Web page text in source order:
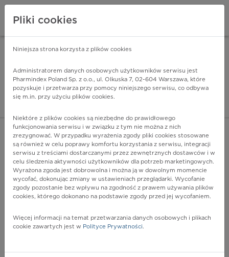
Pharmindex - lider
ZALOGUJ SIĘ
POKAŻ FILTRY
Pharmindex
Pliki cookies
Niniejsza strona korzysta z plików cookies
Administratorem danych osobowych użytkowników serwisu jest
Pharmindex Poland Sp. z o.o., ul. Olkuska 7, 02-604 Warszawa, które
pozyskuje i przetwarza przy pomocy niniejszego serwisu, co odbywa
się m.in. przy użyciu plików cookies.
Niektóre z plików cookies są niezbędne do prawidłowego
funkcjonowania serwisu i w związku z tym nie można z nich
zrezygnować. W przypadku wyrażenia zgody pliki cookies stosowane
są również w celu poprawy komfortu korzystania z serwisu, integracji
serwisu z treściami dostarczanymi przez zewnętrznych dostawców i w
celu śledzenia aktywności użytkowników dla potrzeb marketingowych.
Wyrażona zgoda jest dobrowolna i można ją w dowolnym momencie
wycofać, dokonując zmiany w ustawieniach przeglądarki. Wycofanie
zgody pozostanie bez wpływu na zgodność z prawem używania plików
cookies, którego dokonano na podstawie zgody przed jej wycofaniem.
Więcej informacji na temat przetwarzania danych osobowych i plikach
cookie zawartych jest w Polityce Prywatności.
ZA DARMO - w Google Play INSTALUJ